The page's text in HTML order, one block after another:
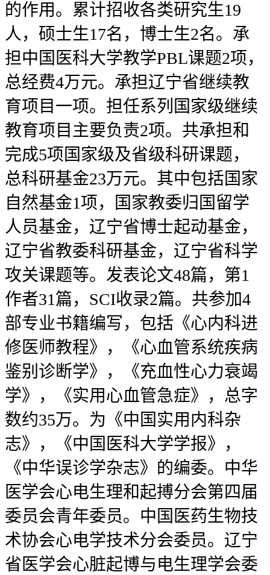
的作用。累计招收各类研究生19
人，硕士生17名，博士生2名。承
担中国医科大学教学PBL课题2项，
总经费4万元。承担辽宁省继续教
育项目一项。担任系列国家级继续
教育项目主要负责2项。共承担和
完成5项国家级及省级科研课题，
总科研基金23万元。其中包括国家
自然基金1项，国家教委归国留学
人员基金，辽宁省博士起动基金，
辽宁省教委科研基金，辽宁省科学
攻关课题等。发表论文48篇，第1
作者31篇，SCI收录2篇。共参加4
部专业书籍编写，包括《心内科进
修医师教程》，《心血管系统疾病
鉴别诊断学》，《充血性心力衰竭
学》，《实用心血管急症》，总字
数约35万。为《中国实用内科杂
志》，《中国医科大学学报》，
《中华误诊学杂志》的编委。中华
医学会心电生理和起搏分会第四届
委员会青年委员。中国医药生物技
术协会心电学技术分会委员。辽宁
省医学会心脏起博与电生理学会委